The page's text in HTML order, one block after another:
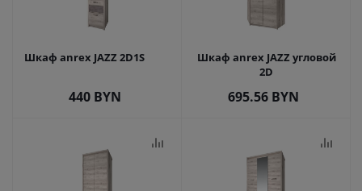
Шкаф anrex JAZZ 2D1S
440BYN
Шкаф anrex JAZZ угловой
2D
695.56 BYN